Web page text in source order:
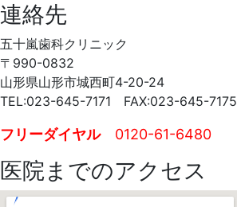
連絡先
五十嵐歯科クリニック
〒990-0832
山形県山形市城西町4-20-24
TEL:023-645-7171 FAX:023-645-7175
フリーダイヤル0120-61-6480
医院までのアクセス